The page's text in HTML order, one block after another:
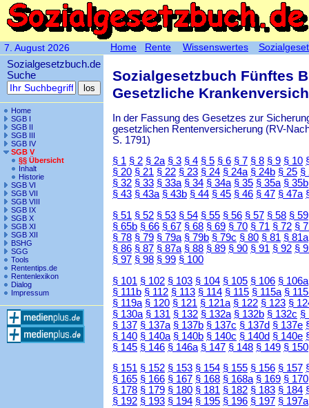
7. August 2026
Sozialgesetzbuch.de
Suche
Home
SGB I
SGB II
SGB III
SGB IV
SGB V
§§ Übersicht
Inhalt
Historie
SGB VI
SGB VII
SGB VIII
SGB IX
SGB X
SGB XI
SGB XII
BSHG
SGG
Tools
Rententips.de
Rentenlexikon
Dialog
Impressum
Sozialgesetzbuch Fünftes
Gesetzliche
In der Fassung des Gesetzes zur
gesetzlichen Rentenversicherung (RV-
S. 1791)
§ 1 § 2 § 2a § 3 § 4 § 5 § 6 § 7 § 8 § 9 § 10
§ 20 § 21 § 22 § 23 § 24 § 24a § 24b § 25 §
§ 32 § 33 § 33a § 34 § 34a § 35 § 35a § 35b
§ 43 § 43a § 43b § 44 § 45 § 46 § 47 § 47a
§ 51 § 52 § 53 § 54 § 55 § 56 § 57 § 58 § 59
§ 65b § 66 § 67 § 68 § 69 § 70 § 71 § 72 §
§ 78 § 79 § 79a § 79b § 79c § 80 § 81 § 81a
§ 86 § 87 § 87a § 88 § 89 § 90 § 91 § 92 §
§ 97 § 98 § 99 § 100
§ 101 § 102 § 103 § 104 § 105 § 106 § 106a
§ 111b § 112 § 113 § 114 § 115 § 115a §
§ 119a § 120 § 121 § 121a § 122 § 123 §
§ 130a § 131 § 132 § 132a § 132b § 132c §
§ 137 § 137a § 137b § 137c § 137d § 137e
§ 140 § 140a § 140b § 140c § 140d § 140e
§ 145 § 146 § 146a § 147 § 148 § 149 § 150
§ 151 § 152 § 153 § 154 § 155 § 156 § 157
§ 165 § 166 § 167 § 168 § 168a § 169 § 170
§ 178 § 179 § 180 § 181 § 182 § 183 § 184
§ 192 § 193 § 194 § 195 § 196 § 197 § 197a
Home Rente Wissenswertes